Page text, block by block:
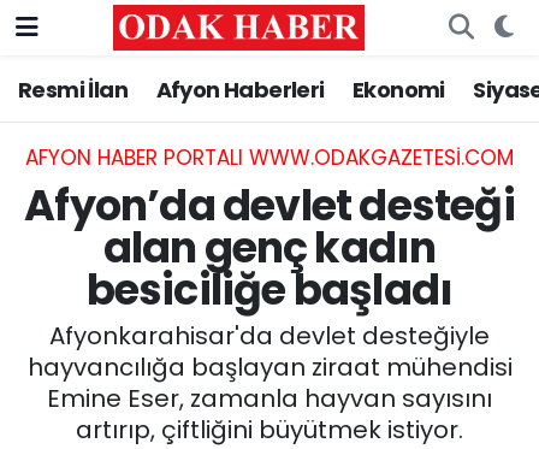
Resmi İlan Afyon Haberleri Ekonomi
AFYON HABER PORTALI WWW.ODAKGAZETESI.COM
Afyon’da devlet desteği
alan genç kadın
besiciliğe başladı
Afyonkarahisar'da devlet desteğiyle
hayvancılığa başlayan ziraat mühendisi
Emine Eser, zamanla hayvan sayısını
artırıp, çiftliğini büyütmek istiyor.
AFYONKARAHİSAR HABERLERİ
Resmi İlan
ASAYİŞ
GÜNCEL
SİYASET
EĞİTİM
Nöbetçi Eczaneler
Hava Durumu
Trafik Durumu
Süper Lig Puan Durumu ve Fikstür
Tüm Manşetler
Son Dakika Haberleri